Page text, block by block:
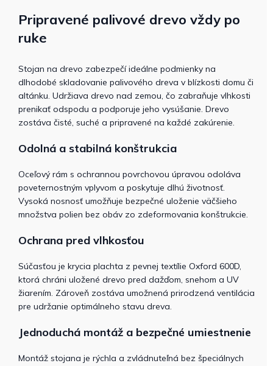
Pripravené palivové drevo vždy po
ruke
Stojan na drevo zabezpečí ideálne podmienky na
dlhodobé skladovanie palivového dreva v blízkosti domu či
altánku. Udržiava drevo nad zemou, čo zabraňuje vlhkosti
prenikať odspodu a podporuje jeho vysúšanie. Drevo
zostáva čisté, suché a pripravené na každé zakúrenie.
Odolná a stabilná konštrukcia
Oceľový rám s ochrannou povrchovou úpravou odoláva
poveternostným vplyvom a poskytuje dlhú životnosť.
Vysoká nosnosť umožňuje bezpečné uloženie väčšieho
množstva polien bez obáv zo zdeformovania konštrukcie.
Ochrana pred vlhkosťou
Súčasťou je krycia plachta z pevnej textílie Oxford 600D,
ktorá chráni uložené drevo pred dažďom, snehom a UV
žiarením. Zároveň zostáva umožnená prirodzená ventilácia
pre udržanie optimálneho stavu dreva.
Jednoduchá montáž a bezpečné umiestnenie
Montáž stojana je rýchla a zvládnuteľná bez špeciálnych